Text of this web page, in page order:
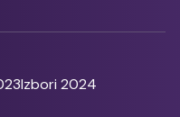
Izbori 2024